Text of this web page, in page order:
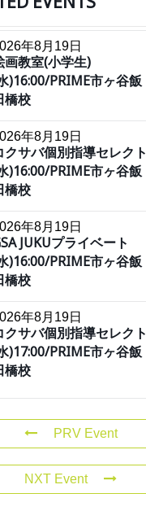
年8月19日
画教室(小学生)
)16:00/PRIME市ヶ谷飯
橋校
年8月19日
クサバ個別指導セレクト
)16:00/PRIME市ヶ谷飯
橋校
年8月19日
JUKUプライベート
)16:00/PRIME市ヶ谷飯
橋校
年8月19日
クサバ個別指導セレクト
)17:00/PRIME市ヶ谷飯
橋校
PRV Event
NXT Event